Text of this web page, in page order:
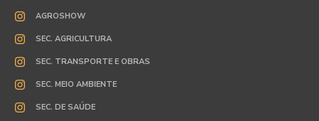
AGROSHOW
SEC. AGRICULTURA
SEC. TRANSPORTE E OBRAS
SEC. MEIO AMBIENTE
SEC. DE SAÚDE